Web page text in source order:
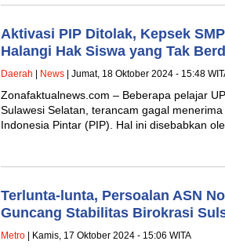
Aktivasi PIP Ditolak, Kepsek
Halangi Hak Siswa yang Tak
Daerah News | Jumat, 18 Oktober 2024 - 15:48
Zonafaktualnews.com – Beberapa pelajar
Sulawesi Selatan, terancam gagal
Indonesia Pintar (PIP). Hal ini disebabkan
Terlunta-lunta, Persoalan ASN
Guncang Stabilitas Birokrasi
Metro | Kamis, 17 Oktober 2024 - 15:06 WITA